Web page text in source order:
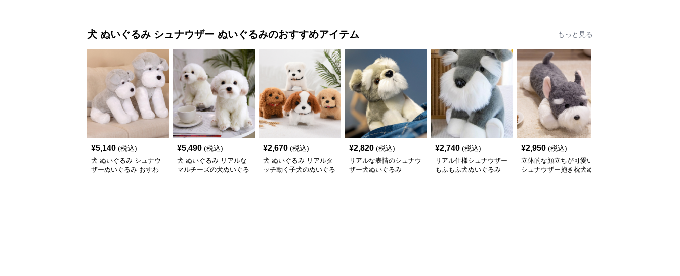
犬 ぬいぐるみ シュナウザー ぬいぐるみのおすすめアイテム もっと見る
¥5,140 (税込)
犬 ぬいぐるみ シュナウ
ザーぬいぐるみ おすわ
¥5,490 (税込)
犬 ぬいぐるみ リアルな
マルチーズの犬ぬいぐる
¥2,670 (税込)
犬 ぬいぐるみ リアルタ
ッチ動く子犬のぬいぐる
¥2,820 (税込)
リアルな表情のシュナウ
ザー犬ぬいぐるみ
¥2,740 (税込)
リアル仕様シュナウザー
もふもふ犬ぬいぐるみ
¥2,950 (税込)
立体的な顔立ちが可愛い
シュナウザー抱き枕犬ぬ